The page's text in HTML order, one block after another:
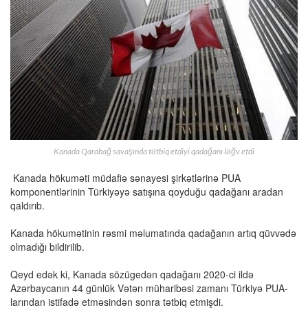
Kanada Qarabağ savaşında tətbiq etdiyi qadağanı ləğv etdi
Kanada hökuməti müdafiə sənayesi şirkətlərinə PUA
komponentlərinin Türkiyəyə satışına qoyduğu qadağanı aradan
qaldırıb.
Kanada hökumətinin rəsmi məlumatında qadağanın artıq qüvvədə
olmadığı bildirilib.
Qeyd edək ki, Kanada sözügedən qadağanı 2020-ci ildə
Azərbaycanın 44 günlük Vətən müharibəsi zamanı Türkiyə PUA-
larından istifadə etməsindən sonra tətbiq etmişdi.